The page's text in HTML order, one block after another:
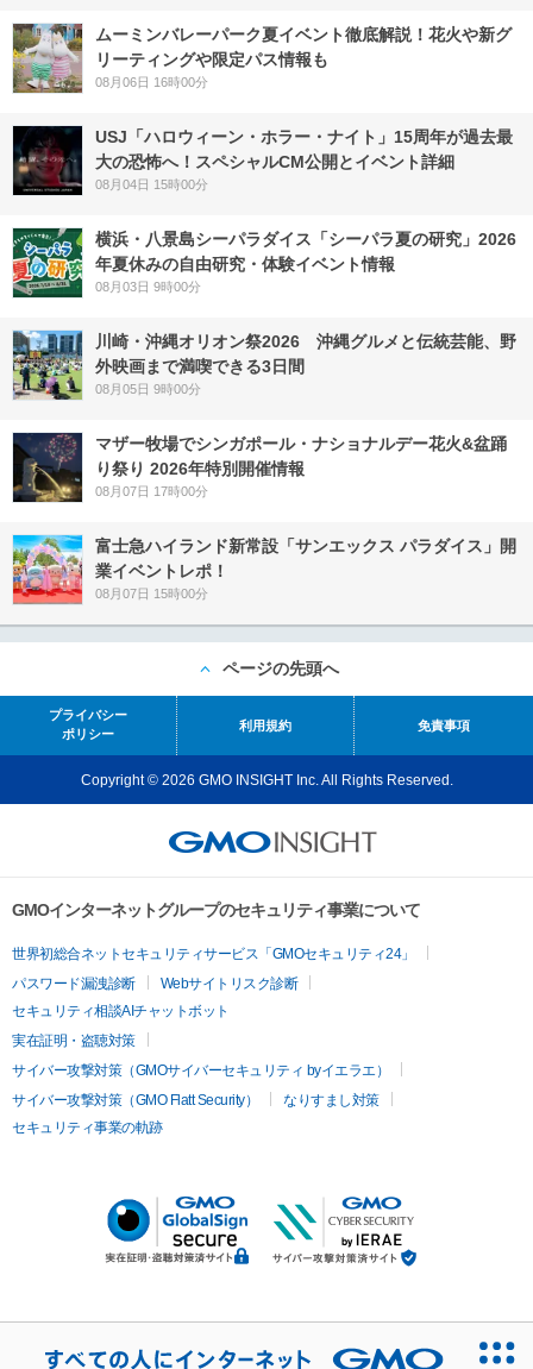
ムーミンバレーパーク夏イベント徹底解説！花火や新グ
リーティングや限定パス情報も
08月06日 16時00分
USJ「ハロウィーン・ホラー・ナイト」15周年が過去最
大の恐怖へ！スペシャルCM公開とイベント詳細
08月04日 15時00分
横浜・八景島シーパラダイス「シーパラ夏の研究」2026
年夏休みの自由研究・体験イベント情報
08月03日 9時00分
川崎・沖縄オリオン祭2026 沖縄グルメと伝統芸能、野
外映画まで満喫できる3日間
08月05日 9時00分
マザー牧場でシンガポール・ナショナルデー花火&盆踊
り祭り 2026年特別開催情報
08月07日 17時00分
富士急ハイランド新常設「サンエックス パラダイス」開
業イベントレポ！
08月07日 15時00分
ページの先頭へ
プライバシー
ポリシー
利用規約 免責事項
Copyright © 2026 GMO INSIGHT Inc. All Rights Reserved.
GMOインターネットグループのセキュリティ事業について
世界初総合ネットセキュリティサービス「GMOセキュリティ24」
パスワード漏洩診断
Webサイトリスク診断
セキュリティ相談AIチャットボット
実在証明・盗聴対策
サイバー攻撃対策（GMOサイバーセキュリティ byイエラエ）
サイバー攻撃対策（GMO Flatt Security）
なりすまし対策
セキュリティ事業の軌跡